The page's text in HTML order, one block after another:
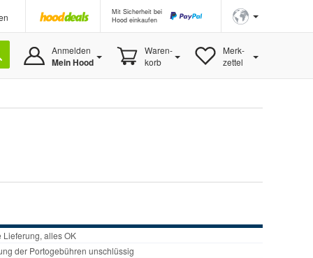
Mit Sicherheit bei
Hood einkaufen
Anmelden
Mein Hood
Waren-
korb
Merk-
zettel